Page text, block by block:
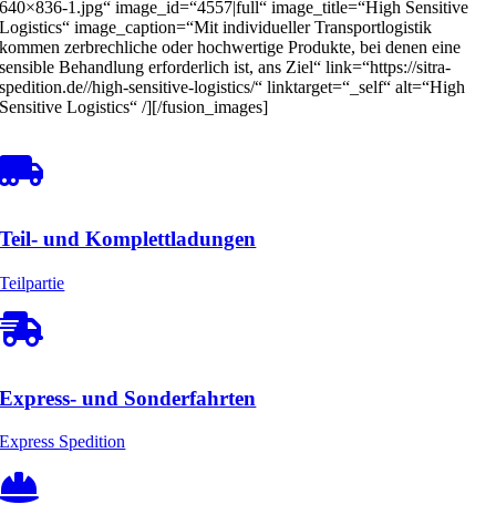
640×836-1.jpg“ image_id=“4557|full“ image_title=“High Sensitive
Logistics“ image_caption=“Mit individueller Transportlogistik
kommen zerbrechliche oder hochwertige Produkte, bei denen eine
sensible Behandlung erforderlich ist, ans Ziel“ link=“https://sitra-
spedition.de//high-sensitive-logistics/“ linktarget=“_self“ alt=“High
Sensitive Logistics“ /][/fusion_images]
Teil- und Komplettladungen
Teilpartie
Express- und Sonderfahrten
Express Spedition